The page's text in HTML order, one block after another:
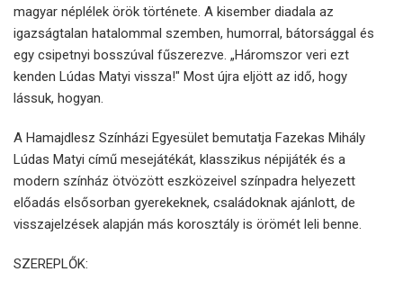
magyar néplélek örök története. A kisember diadala az
igazságtalan hatalommal szemben, humorral, bátorsággal és
egy csipetnyi bosszúval fűszerezve. „Háromszor veri ezt
kenden Lúdas Matyi vissza!" Most újra eljött az idő, hogy
lássuk, hogyan.
A Hamajdlesz Színházi Egyesület bemutatja Fazekas Mihály
Lúdas Matyi című mesejátékát, klasszikus népijáték és a
modern színház ötvözött eszközeivel színpadra helyezett
előadás elsősorban gyerekeknek, családoknak ajánlott, de
visszajelzések alapján más korosztály is örömét leli benne.
SZEREPLŐK: